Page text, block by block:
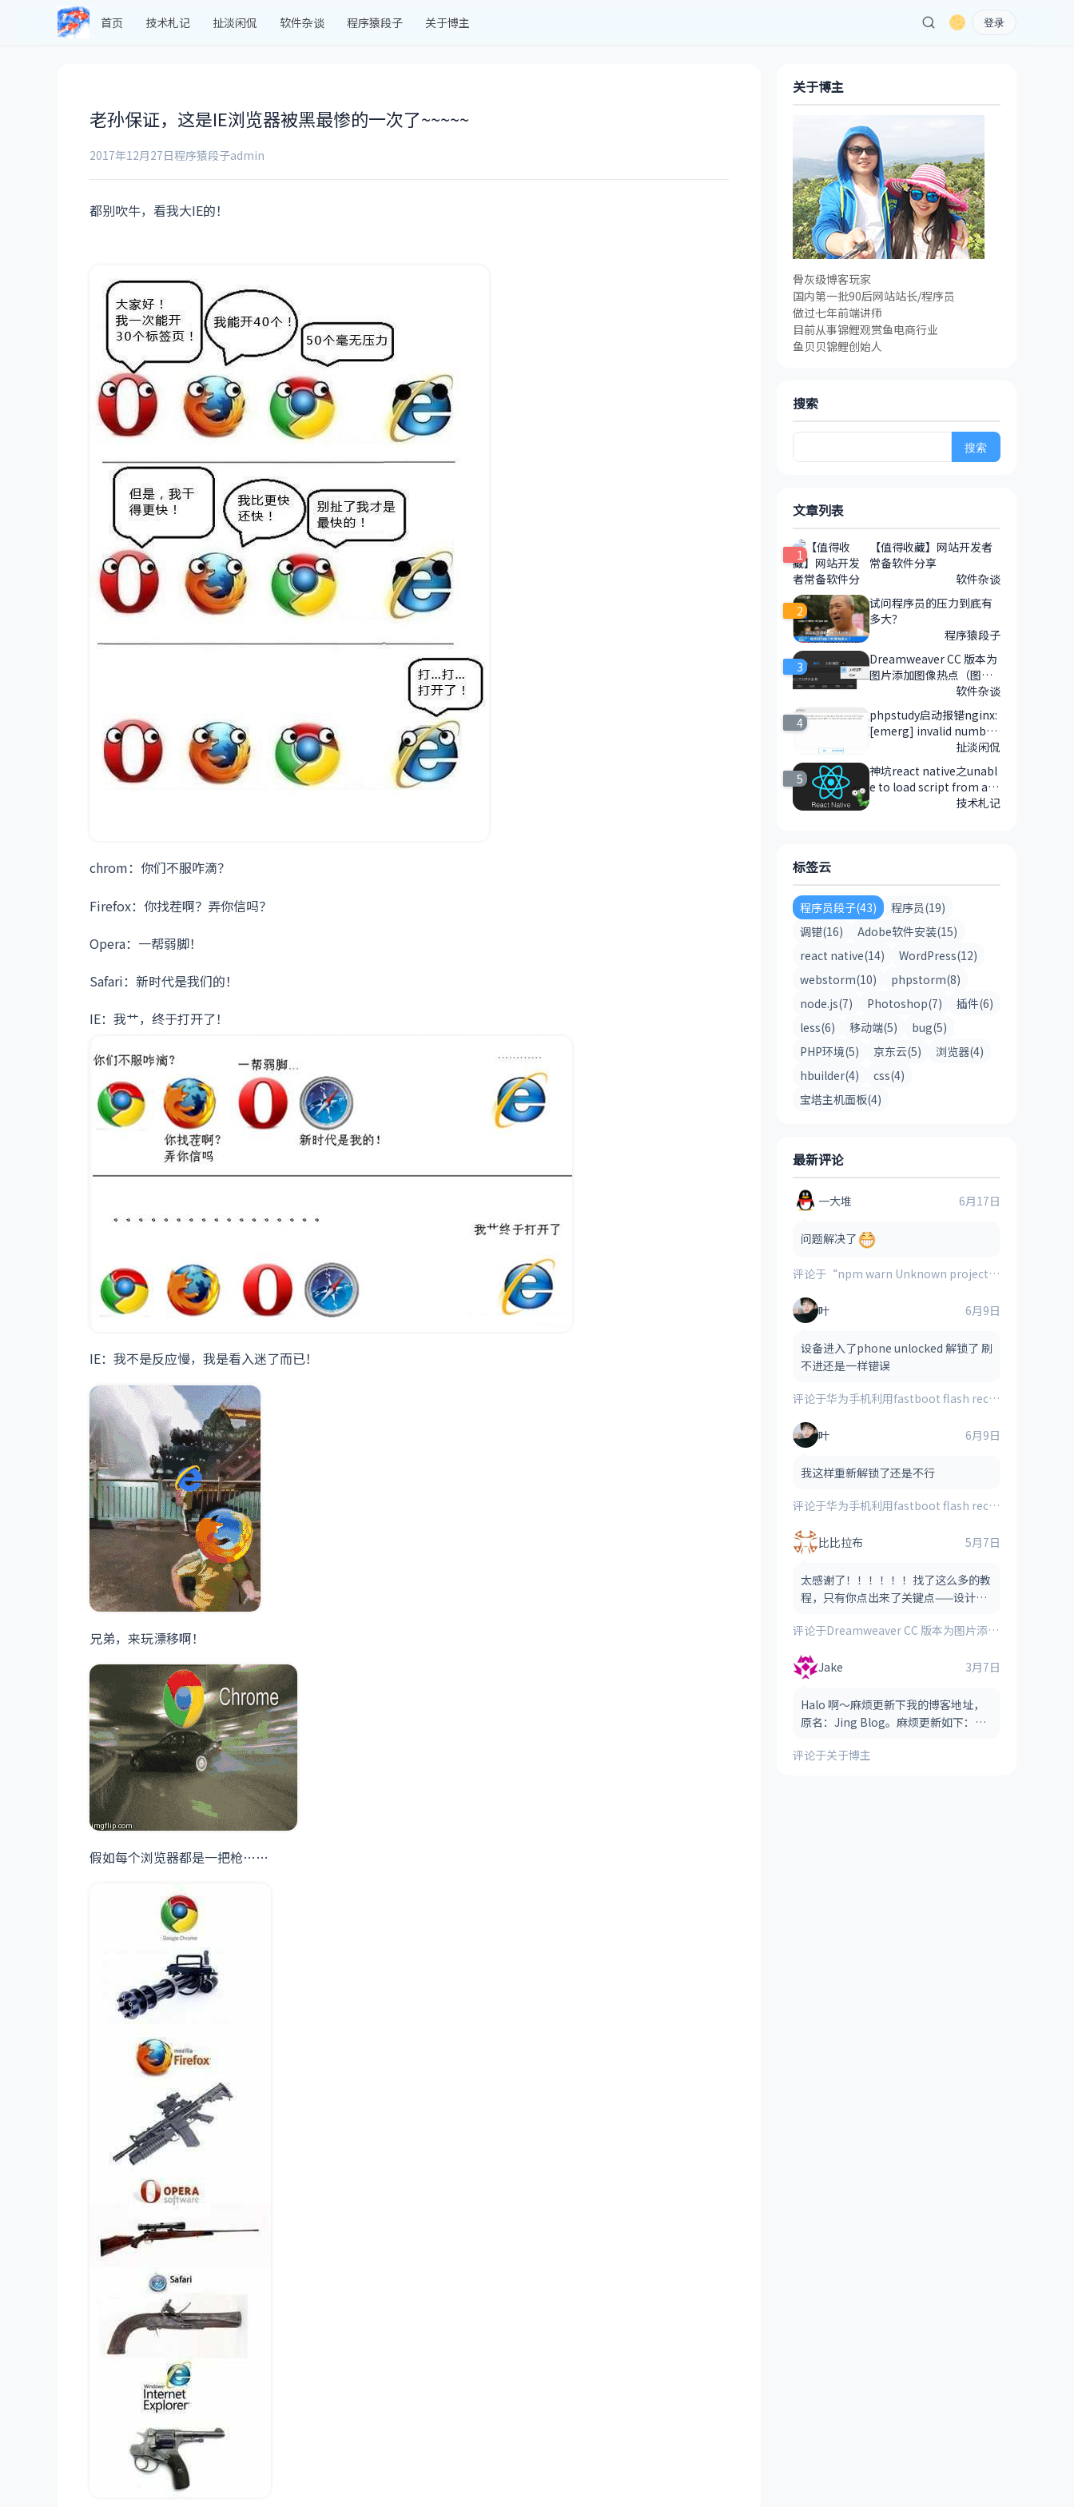
首页 技术札记 扯淡闲侃 软件杂谈 程序猿段子 关于博主 登录
老孙保证，这是IE浏览器被黑最惨的一次了~~~~~
2017年12月27日程序猿段子admin
都别吹牛，看我大IE的！
chrom：你们不服咋滴？
Firefox：你找茬啊？弄你信吗？
Opera：一帮弱脚！
Safari：新时代是我们的！
IE：我艹，终于打开了！
IE：我不是反应慢，我是看入迷了而已！
兄弟，来玩漂移啊！
假如每个浏览器都是一把枪……
关于博主
骨灰级博客玩家
国内第一批90后网站站长/程序员
做过七年前端讲师
目前从事锦鲤观赏鱼电商行业
鱼贝贝锦鲤创始人
搜索
搜
文章列表
1
【值得收藏】网站开发者
常备软件分享
软件杂谈
2
试问程序员的压力到底有
多大？
程序猿段子
3
Dreamweaver CC 版本为
图片添加图像热点（图像
软件杂谈
4
phpstudy启动报错nginx:
[emerg] invalid number
of arguments in "includ
e" directive in 的解决方
法
扯淡闲侃
5
神坑react native之unabl
e to load script from ass
ets 'index.android.bundl
技术札记
标签云
程序员段子(43)
程序员(19)
调错(16)
Adobe软件安装(15)
react native(14)
WordPress(12)
webstorm(10)
phpstorm(8)
node.js(7)
Photoshop(7)
插件(6)
less(6)
移动端(5)
bug(5)
PHP环境(5)
京东云(5)
浏览器(4)
hbuilder(4)
css(4)
宝塔主机面板(4)
最新评论
一大堆 6月17日
问题解决了
评论于 “npm warn Unknown project config “electron_mirror”. This will stop working in the next major version of npm”的解决方案
叶 6月9日
设备进入了phone unlocked 解锁了 刷
不进还是一样错误
评论于华为手机利用fastboot flash recovery_ramdisk **.img刷入的第三方recovery时提示“FAILED(remote:image verification error)”的解决方法
叶 6月9日
我这样重新解锁了还是不行
评论于华为手机利用fastboot flash recovery_ramdisk **.img刷入的第三方recovery时提示“FAILED(remote:image verification error)”的解决方法
比比拉布 5月7日
太感谢了！！！！！！找了这么多的教
程，只有你点出来了关键点——设计视
评论于Dreamweaver CC 版本为图片添加图像热点（图像地图）的方法
Jake 3月7日
Halo 啊～麻烦更新下我的博客地址，
原名：Jing Blog。麻烦更新如下：
留，看哪个风格适合） 网址：htt
评论于关于博主